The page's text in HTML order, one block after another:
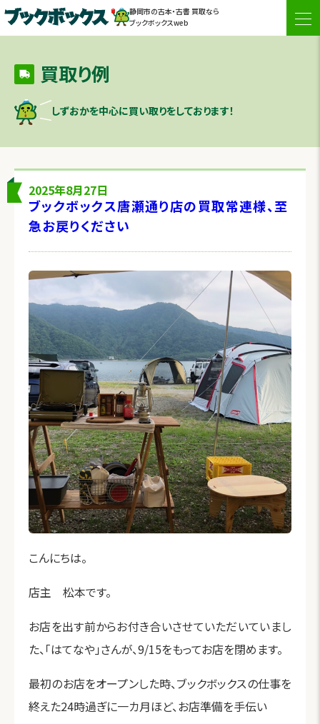
静岡市の古本・古書 買取なら
ブックボックスweb
買取り例
しずおかを中心に買い取りをしております！
2025年8月27日
ブックボックス唐瀬通り店の買取常連様、至
急お戻りください
こんにちは。
店主 松本です。
お店を出す前からお付き合いさせていただいていまし
た、「はてなや」さんが、9/15をもってお店を閉めます。
最初のお店をオープンした時、ブックボックスの仕事を
終えた24時過ぎに一カ月ほど、お店準備を手伝い